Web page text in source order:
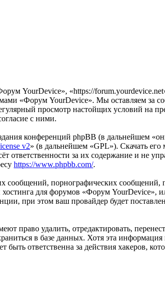
YourDevice», «https://
«Форум YourDevice». Мы оставляем за
просмотр настойщих условий на
с ними.
конференций phpBB (в дальнейшем
v2» (в дальнейшем «GPL»). Скачать его
ответственности за их содержание и не
https://www.phpbb.com/.
сообщений, порнографических
хостинга для форумов «Форум
при этом ваш провайдер будет
право удалить, отредактировать,
в базе данных. Хотя эта
ответственна за действия хакеров,